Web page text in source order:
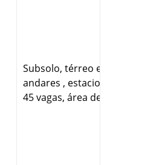
Subsolo, térreo e outros 6
andares , estacionamento
45 vagas, área de 2.480,70